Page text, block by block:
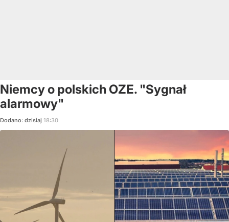
Niemcy o polskich OZE. "Sygnał
alarmowy"
Dodano: dzisiaj 18:30